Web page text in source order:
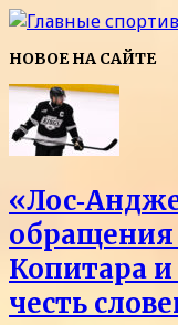
НОВОЕ НА САЙТЕ
обращения
Копитара и
честь